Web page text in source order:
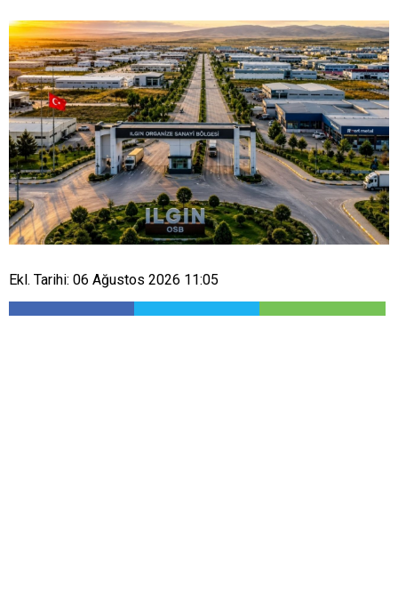
Ekl. Tarihi: 06 Ağustos 2026 11:05